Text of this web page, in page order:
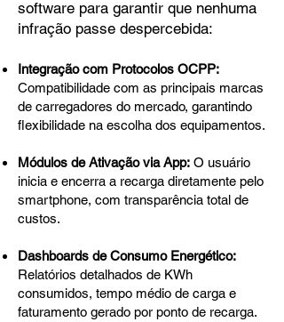
software para garantir que nenhuma
infração passe despercebida:
Integração com Protocolos OCPP:
Compatibilidade com as principais marcas
de carregadores do mercado, garantindo
flexibilidade na escolha dos equipamentos.
Módulos de Ativação via App: O usuário
inicia e encerra a recarga diretamente pelo
smartphone, com transparência total de
custos.
Dashboards de Consumo Energético:
Relatórios detalhados de KWh
consumidos, tempo médio de carga e
faturamento gerado por ponto de recarga.